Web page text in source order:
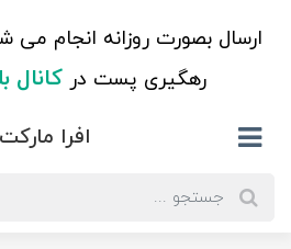
ارسال بصورت روزانه انجام
رهگیری پست درکانال
افرا مارکت